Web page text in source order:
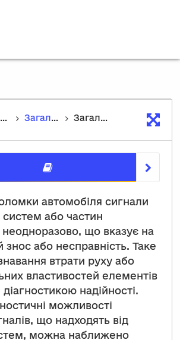
Підготовка автомобіля до діагностики Загальні типи та ознаки, що вказують на несправність окремих вузлів транспортного засобу Загальні типи та ознаки, що вказують на несправність окремих вузлів транспортного засобу
автомобіля сигнали
систем або частин
неодноразово, що вказує на
знос або несправність. Таке
втрати руху або
властивостей елементів
надійності.
можливості
що надходять від
можна наближено